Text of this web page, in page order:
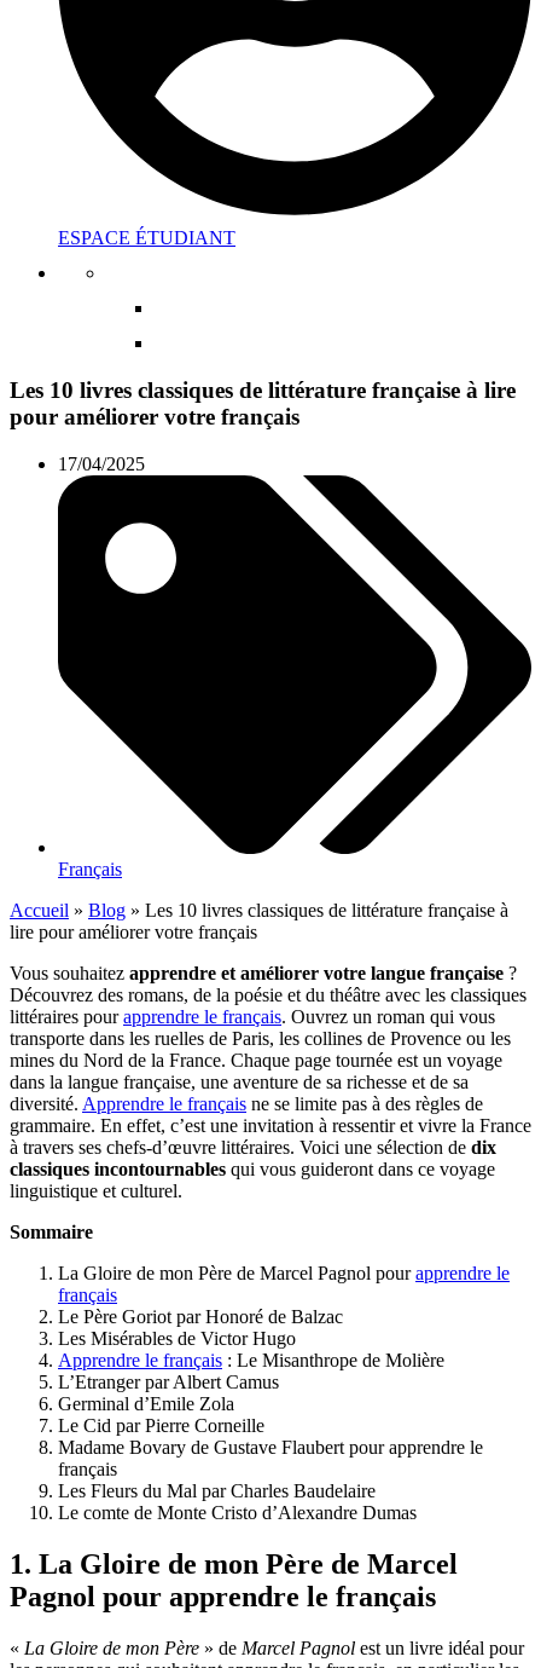
ESPACE ÉTUDIANT
Les 10 livres classiques de littérature française à lire
pour améliorer votre français
17/04/2025
Français
Accueil » Blog » Les 10 livres classiques de littérature française à
lire pour améliorer votre français
Vous souhaitez apprendre et améliorer votre langue française ?
Découvrez des romans, de la poésie et du théâtre avec les classiques
littéraires pourapprendre le français. Ouvrez un roman qui vous
transporte dans les ruelles de Paris, les collines de Provence ou les
mines du Nord de la France. Chaque page tournée est un voyage
dans la langue française, une aventure de sa richesse et de sa
diversité. Apprendre le français ne se limite pas à des règles de
grammaire. En effet, c’est une invitation à ressentir et vivre la France
à travers ses chefs-d’œuvre littéraires. Voici une sélection de dix
classiques incontournables qui vous guideront dans ce voyage
linguistique et culturel.
Sommaire
La Gloire de mon Père de Marcel Pagnol pourapprendre le
français
Le Père Goriot par Honoré de Balzac
Les Misérables de Victor Hugo
Apprendre le français : Le Misanthrope de Molière
L’Etranger par Albert Camus
Germinal d’Emile Zola
Le Cid par Pierre Corneille
Madame Bovary de Gustave Flaubert pour apprendre le
français
Les Fleurs du Mal par Charles Baudelaire
Le comte de Monte Cristo d’Alexandre Dumas
1. La Gloire de mon Père de Marcel
Pagnol pour apprendre le français
« La Gloire de mon Père » de Marcel Pagnol est un livre idéal pour